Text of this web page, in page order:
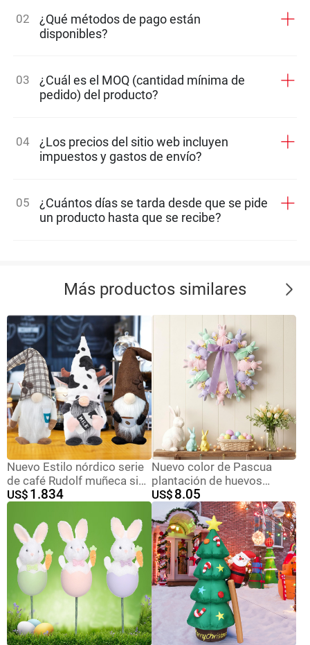
02
¿Qué métodos de pago están
disponibles?
03
¿Cuál es el MOQ (cantidad mínima de
pedido) del producto?
04
¿Los precios del sitio web incluyen
impuestos y gastos de envío?
05
¿Cuántos días se tarda desde que se pide
un producto hasta que se recibe?
Más productos similares
Nuevo Estilo nórdico serie
de café Rudolf muñeca sin
rostro muñeca ventana
decoración de escritorio
café Festival muñeca
US$ 1.834
Nuevo color de Pascua
plantación de huevos
guirland ornamentos
guirland de Pascua
decoración de la puerta
colgante adornos de pared
US$ 8.05